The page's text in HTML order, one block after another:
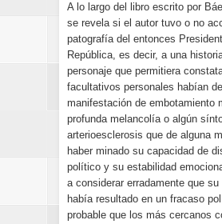
A lo largo del libro escrito por
se revela si el autor tuvo o no
patografía del entonces
República, es decir, a una
personaje que permitiera
facultativos personales habían
manifestación de embotamiento
profunda melancolía o algún
arterioesclerosis que de alguna
haber minado su capacidad de
político y su estabilidad
a considerar erradamente que
había resultado en un fracaso
probable que los más cercanos